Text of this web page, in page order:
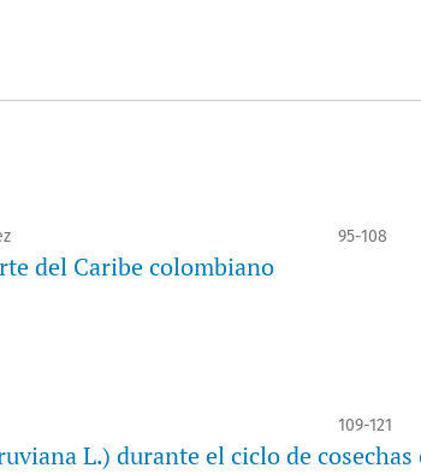
95-108
del Caribe colombiano
109-121
L.) durante el ciclo de cosechas